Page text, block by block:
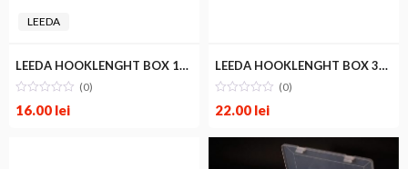
LEEDA
LEEDA HOOKLENGHT BOX 15cm
(0)
16.00 lei
LEEDA HOOKLENGHT BOX 30cm
(0)
22.00 lei